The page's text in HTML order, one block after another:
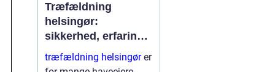
Træfældning
helsingør:
sikkerhed, erfaring
og gode løsninger i
nordsjælland
træfældning helsingører